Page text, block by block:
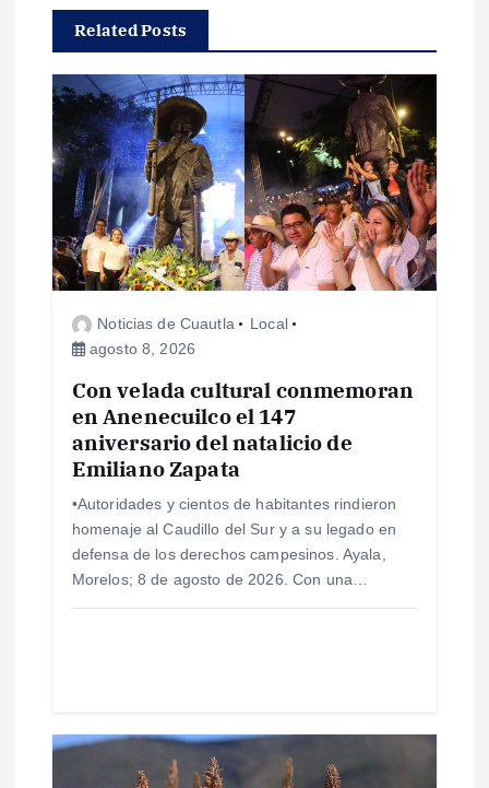
c
ó
n
d
e
s
Related Posts
Noticias de Cuautla
Local
agosto 8, 2026
Con velada cultural conmemoran
en Anenecuilco el 147
aniversario del natalicio de
Emiliano Zapata
•Autoridades y cientos de habitantes rindieron
homenaje al Caudillo del Sur y a su legado en
defensa de los derechos campesinos. Ayala,
Morelos; 8 de agosto de 2026. Con una…